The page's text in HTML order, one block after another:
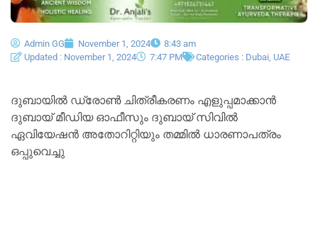
Admin GG November 1, 2024
8:43 am
Updated : November 1, 2024
7:47 PM Categories : Dubai UAE
ദുബായിൽ ഡ്രോൺ ചിത്രീകരണം എളുപ്പമാക്കാൻ
ദുബായ് മീഡിയ ഓഫീസും ദുബായ് സിവിൽ
ഏവിയേഷൻ അതോറിറ്റിയും തമ്മിൽ ധാരണാപത്രം
ഒപ്പുവെച്ചു